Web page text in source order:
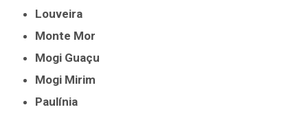
Louveira
Monte Mor
Mogi Guaçu
Mogi Mirim
Paulínia